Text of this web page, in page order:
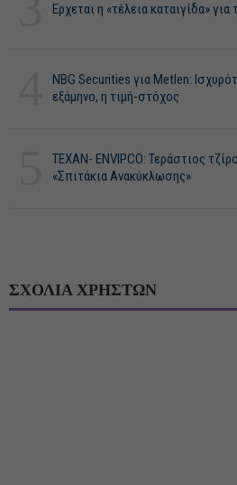
Ερχεται η «τέλεια καταιγίδα» για
NBG Securities για Metlen:
εξάμηνο, η τιμή-στόχος
ΤΕΧΑΝ- ENVIPCO: Τεράστιος
«Σπιτάκια Ανακύκλωσης»
ΣΧΟΛΙΑ ΧΡΗΣΤΩΝ